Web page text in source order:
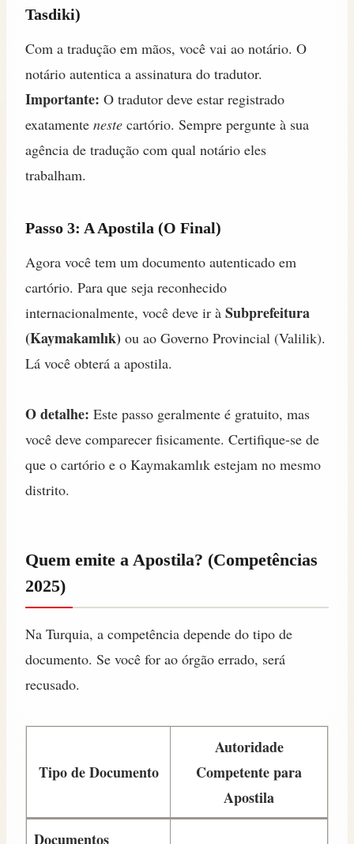
Tasdiki)
Com a tradução em mãos, você vai ao notário. O
notário autentica a assinatura do tradutor.
Importante: O tradutor deve estar registrado
exatamente neste cartório. Sempre pergunte à sua
agência de tradução com qual notário eles
trabalham.
Passo 3: A Apostila (O Final)
Agora você tem um documento autenticado em
cartório. Para que seja reconhecido
internacionalmente, você deve ir à Subprefeitura
(Kaymakamlık) ou ao Governo Provincial (Valilik).
Lá você obterá a apostila.
O detalhe: Este passo geralmente é gratuito, mas
você deve comparecer fisicamente. Certifique-se de
que o cartório e o Kaymakamlık estejam no mesmo
distrito.
Quem emite a Apostila? (Competências
2025)
Na Turquia, a competência depende do tipo de
documento. Se você for ao órgão errado, será
recusado.
Tipo de Documento
Autoridade
Competente para
Apostila
Documentos